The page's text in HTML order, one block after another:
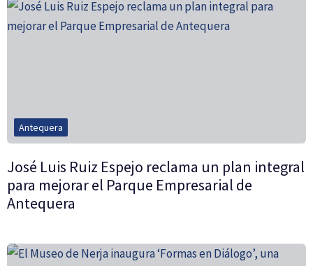
Antequera
José Luis Ruiz Espejo reclama un plan integral
para mejorar el Parque Empresarial de
Antequera